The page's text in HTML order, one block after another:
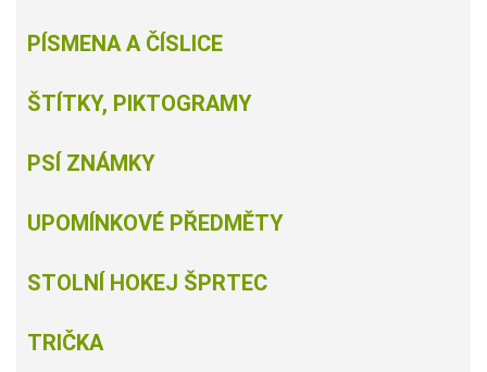
PÍSMENA A ČÍSLICE
ŠTÍTKY, PIKTOGRAMY
PSÍ ZNÁMKY
UPOMÍNKOVÉ PŘEDMĚTY
STOLNÍ HOKEJ ŠPRTEC
TRIČKA